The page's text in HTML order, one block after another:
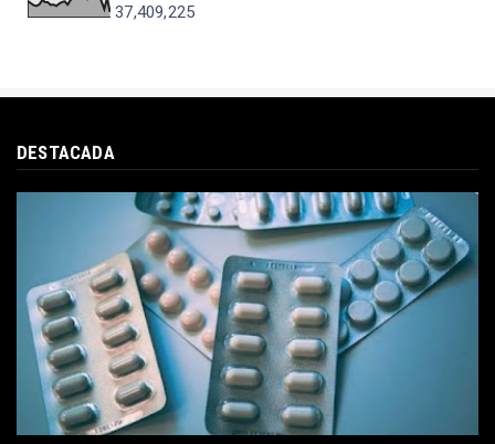
37,409,225
DESTACADA